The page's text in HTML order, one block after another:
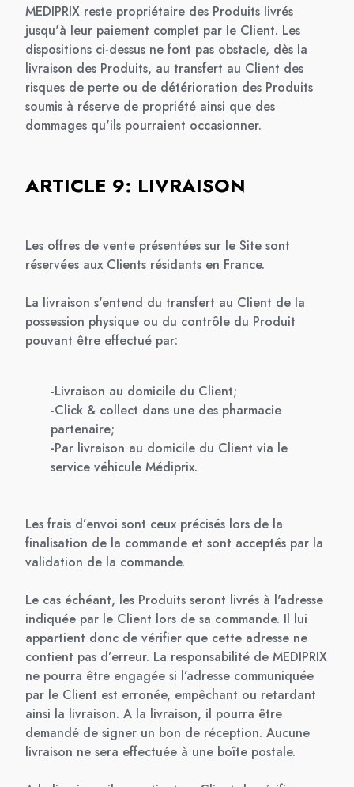
MEDIPRIX reste propriétaire des Produits livrés
jusqu'à leur paiement complet par le Client. Les
dispositions ci-dessus ne font pas obstacle, dès la
livraison des Produits, au transfert au Client des
risques de perte ou de détérioration des Produits
soumis à réserve de propriété ainsi que des
dommages qu'ils pourraient occasionner.
ARTICLE 9: LIVRAISON
Les offres de vente présentées sur le Site sont
réservées aux Clients résidants en France.
La livraison s'entend du transfert au Client de la
possession physique ou du contrôle du Produit
pouvant être effectué par:
-Livraison au domicile du Client;
-Click & collect dans une des pharmacie
partenaire;
-Par livraison au domicile du Client via le
service véhicule Médiprix.
Les frais d’envoi sont ceux précisés lors de la
finalisation de la commande et sont acceptés par la
validation de la commande.
Le cas échéant, les Produits seront livrés à l'adresse
indiquée par le Client lors de sa commande. Il lui
appartient donc de vérifier que cette adresse ne
contient pas d’erreur. La responsabilité de MEDIPRIX
ne pourra être engagée si l’adresse communiquée
par le Client est erronée, empêchant ou retardant
ainsi la livraison. A la livraison, il pourra être
demandé de signer un bon de réception. Aucune
livraison ne sera effectuée à une boîte postale.